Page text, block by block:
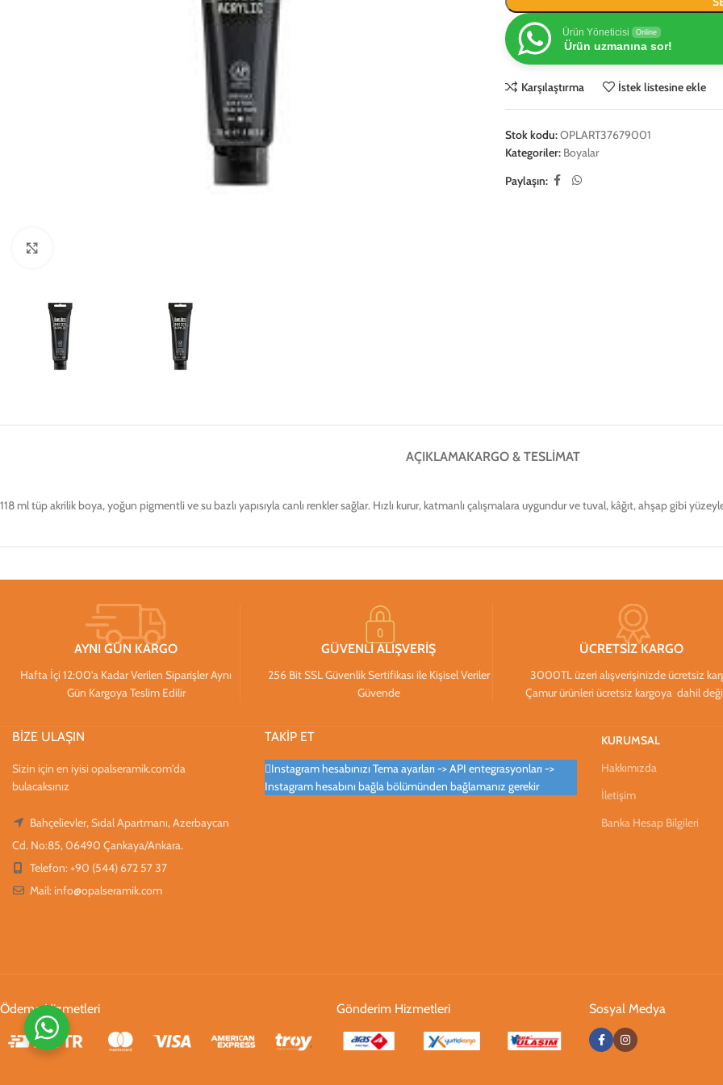
Ürün Yöneticisi Online
Ürün uzmanına sor!
Karşılaştırma İstek listesine ekle
Stok kodu:OPLART37679001
Kategoriler: Boyalar
Paylaşın:
AÇIKLAMAKARGO & TESLIMAT
118 ml tüp akrilik boya, yoğun pigmentli ve su bazlı yapısıyla canlı renkler sağlar. Hızlı kurur, katmanlı çalışmalara uygundur ve tuval, kâğıt, ahşap gibi
AYNI GÜN KARGO
Hafta İçi 12:00’a Kadar Verilen Siparişler Aynı
Gün Kargoya Teslim Edilir
GÜVENLİ ALIŞVERİŞ
256 Bit SSL Güvenlik Sertifikası ile Kişisel Veriler
Güvende
ÜCRETSİZ KARGO
3000TL üzeri alışverişinizde ücretsiz
Çamur ürünleri ücretsiz kargoya dahil
BİZE ULAŞIN
Sizin için en iyisi opalseramik.com'da
bulacaksınız
Bahçelievler, Sıdal Apartmanı, Azerbaycan
Cd. No:85, 06490 Çankaya/Ankara.
Telefon: +90 (544) 672 57 37
Mail: info@opalseramik.com
TAKİP ET
Instagram hesabınızı Tema ayarları -> API entegrasyonları ->
Instagram hesabını bağla bölümünden bağlamanız gerekir
KURUMSAL
Hakkımızda
İletişim
Banka Hesap Bilgileri
Ödeme Hizmetleri Gönderim Hizmetleri Sosyal Medya